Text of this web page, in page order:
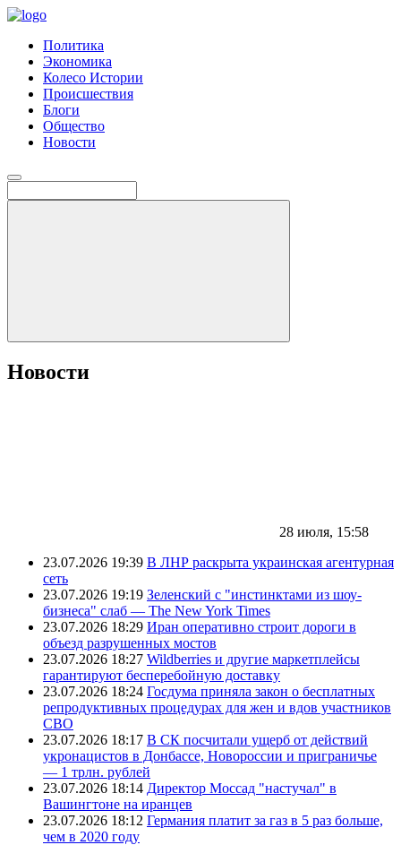
Политика
Экономика
Колесо Истории
Происшествия
Блоги
Общество
Новости
Новости
28 июля, 15:58
23.07.2026 19:39 В ЛНР раскрыта украинская агентурная
сеть
23.07.2026 19:19 Зеленский с "инстинктами из шоу-
бизнеса" слаб — The New York Times
23.07.2026 18:29 Иран оперативно строит дороги в
объезд разрушенных мостов
23.07.2026 18:27 Wildberries и другие маркетплейсы
гарантируют бесперебойную доставку
23.07.2026 18:24 Госдума приняла закон о бесплатных
репродуктивных процедурах для жен и вдов участников
СВО
23.07.2026 18:17 В СК посчитали ущерб от действий
укронацистов в Донбассе, Новороссии и приграничье
— 1 трлн. рублей
23.07.2026 18:14 Директор Моссад "настучал" в
Вашингтоне на иранцев
23.07.2026 18:12 Германия платит за газ в 5 раз больше,
чем в 2020 году